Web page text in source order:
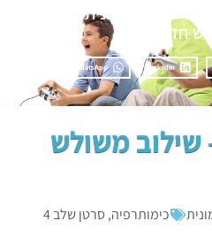
»סרטן ערמונית – שילוב
חדש
LinkedIn
WhatsApp
שילוב משולש
כימותרפיה,סרטן שלב 4